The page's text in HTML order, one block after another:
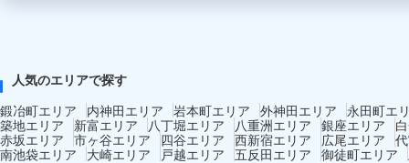
人気のエリアで探す
鍛冶町エリア
内神田エリア 岩本町エリア 外神田エリア
永田町エ
築地エリア
新富エリア 八丁堀エリア 八重洲エリア 銀座エリア
赤坂エリア 市ヶ谷エリア 四谷エリア 西新宿エリア 広尾エリア
南池袋エリア
大崎エリア 戸越エリア 五反田エリア 御徒町エリア